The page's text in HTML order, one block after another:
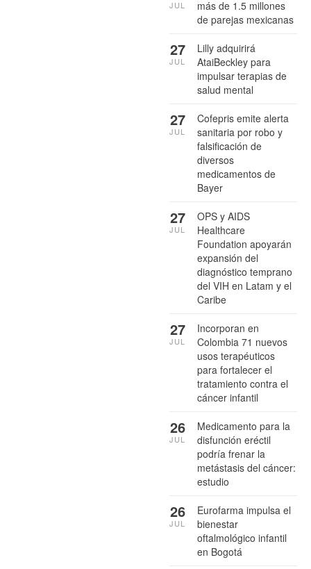
más de 1.5 millones
de parejas mexicanas
JUL
Lilly adquirirá
AtaiBeckley para
impulsar terapias de
salud mental
27
JUL
Cofepris emite alerta
sanitaria por robo y
falsificación de
diversos
medicamentos de
Bayer
27
JUL
OPS y AIDS
Healthcare
Foundation apoyarán
expansión del
diagnóstico temprano
del VIH en Latam y el
Caribe
27
JUL
Incorporan en
Colombia 71 nuevos
usos terapéuticos
para fortalecer el
tratamiento contra el
cáncer infantil
27
JUL
Medicamento para la
disfunción eréctil
podría frenar la
metástasis del cáncer:
estudio
26
JUL
Eurofarma impulsa el
bienestar
oftalmológico infantil
en Bogotá
26
JUL